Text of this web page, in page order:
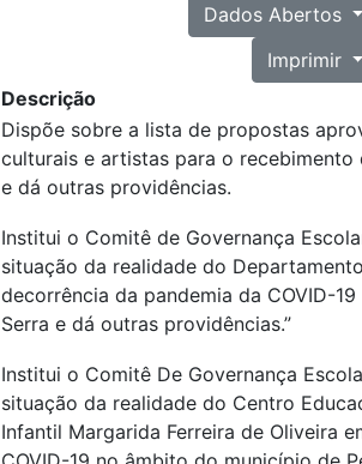
Dados Abertos
Imprimir
Descrição
Dispõe sobre a lista de propostas
culturais e artistas para o
e dá outras providências.
Institui o Comitê de Governança
situação da realidade do
decorrência da pandemia da COVID-
Serra e dá outras providências.”
Institui o Comitê De Governança
situação da realidade do Centro
Infantil Margarida Ferreira de Oliveira